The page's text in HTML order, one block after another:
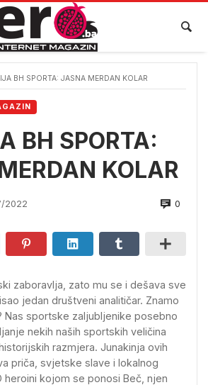
BH SPORTA: JASNA MERDAN KOLAR
BH SPORTA:
KOLAR
2022 0
zaboravlja, zato mu se i dešava sve
jedan društveni analitičar. Znamo
Nas sportske zaljubljenike posebno
nekih naših sportskih veličina
razmjera. Junakinja ovih
priča, svjetske slave i lokalnog
heroini kojom se ponosi Beč, njen